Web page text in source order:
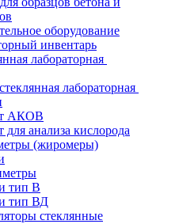
оборудование
инвентарь
лабораторная
лабораторная
АКОВ
для анализа кислорода
(жиромеры)
тип В
тип ВД
стеклянные